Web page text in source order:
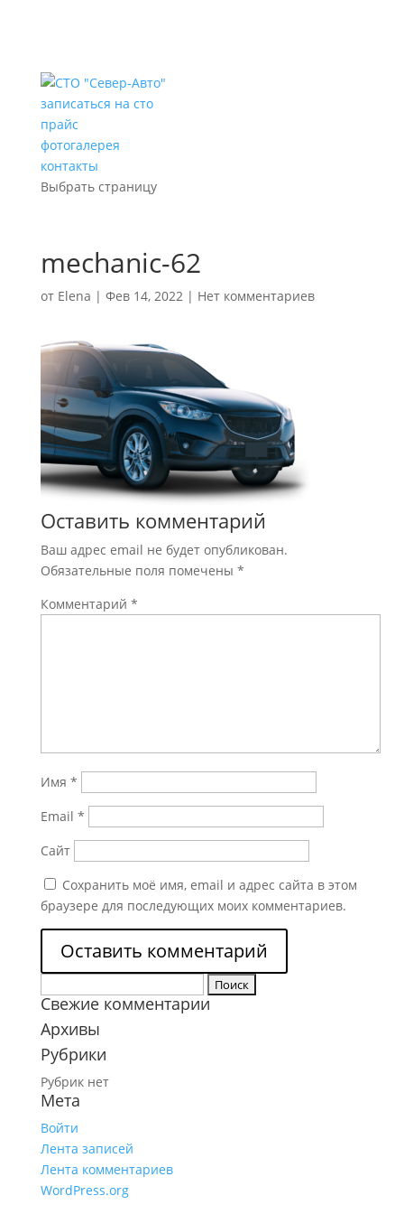
записаться на сто
прайс
фотогалерея
контакты
Выбрать страницу
mechanic-62
от Elena | Фев 14, 2022| Нет комментариев
Оставить комментарий
Ваш адрес email не будет опубликован.
Обязательные поля помечены *
Комментарий *
Имя *
Email *
Сайт
Сохранить моё имя, email и адрес сайта в этом
браузере для последующих моих комментариев.
Свежие комментарии
Архивы
Рубрики
Рубрик нет
Мета
Войти
Лента записей
Лента комментариев
WordPress.org